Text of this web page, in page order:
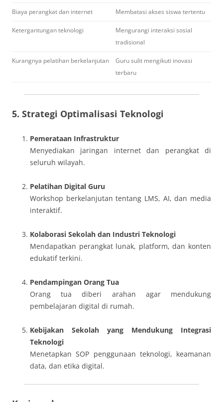
Biaya perangkat dan internet Membatasi akses siswa tertentu
Ketergantungan teknologi
Mengurangi interaksi sosial
tradisional
Kurangnya pelatihan berkelanjutan
Guru sulit mengikuti inovasi
terbaru
5. Strategi Optimalisasi Teknologi
Pemerataan Infrastruktur
Menyediakan jaringan internet dan perangkat di
seluruh wilayah.
Pelatihan Digital Guru
Workshop berkelanjutan tentang LMS, AI, dan media
interaktif.
Kolaborasi Sekolah dan Industri Teknologi
Mendapatkan perangkat lunak, platform, dan konten
edukatif terkini.
Pendampingan Orang Tua
Orang tua diberi arahan agar mendukung
pembelajaran digital di rumah.
Kebijakan Sekolah yang Mendukung Integrasi
Teknologi
Menetapkan SOP penggunaan teknologi, keamanan
data, dan etika digital.